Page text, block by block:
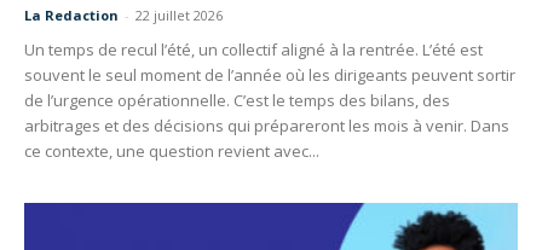
La Redaction - 22 juillet 2026
Un temps de recul l’été, un collectif aligné à la rentrée. L’été est
souvent le seul moment de l’année où les dirigeants peuvent sortir
de l’urgence opérationnelle. C’est le temps des bilans, des
arbitrages et des décisions qui prépareront les mois à venir. Dans
ce contexte, une question revient avec...